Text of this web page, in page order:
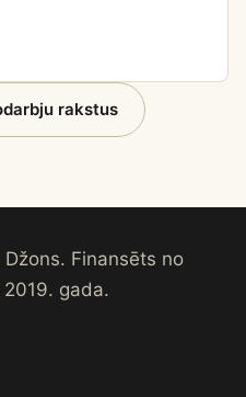
rakstus
Finansēts no
gada.